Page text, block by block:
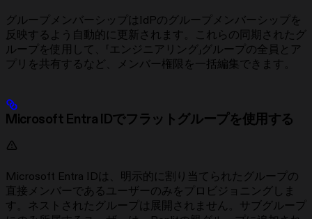
グループメンバーシップはIdPのグループメンバーシップを
反映するよう自動的に更新されます。これらの同期されたグ
ループを使用して、「エンジニアリング」グループの全員とア
プリを共有するなど、メンバー権限を一括編集できます。
Microsoft Entra IDでフラットグループを使用する
Microsoft Entra IDは、明示的に割り当てられたグループの
直接メンバーであるユーザーのみをプロビジョニングしま
す。ネストされたグループは展開されません。サブグループ